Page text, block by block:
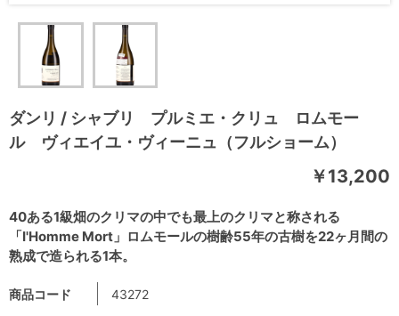
ダンリ / シャブリ プルミエ・クリュ ロムモー
ル ヴィエイユ・ヴィーニュ（フルショーム）
40ある1級畑のクリマの中でも最上のクリマと称される
「I'Homme Mort」ロムモールの樹齢55年の古樹を22ヶ月間の
熟成で造られる1本。
￥13,200
商品コード 43272